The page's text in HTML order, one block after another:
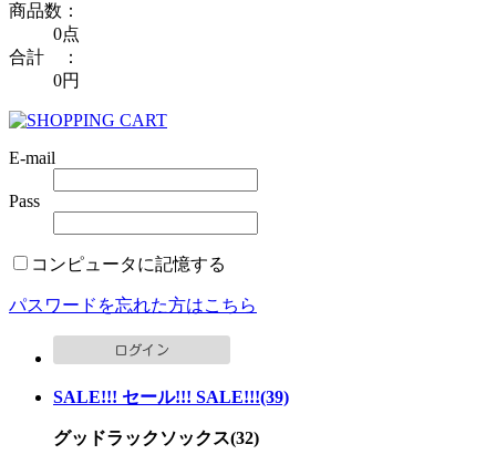
商品数：
0点
合計 ：
0円
E-mail
Pass
コンピュータに記憶する
パスワードを忘れた方はこちら
SALE!!! セール!!! SALE!!!(39)
グッドラックソックス(32)